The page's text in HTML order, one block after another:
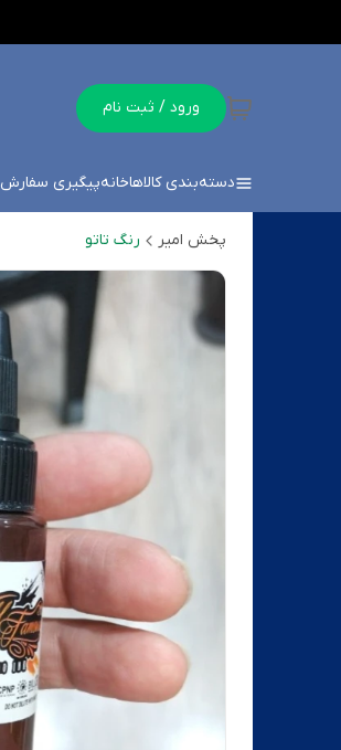
ورود / ثبت نام
دسته‌بندی کالاهاخانهپیگیری سفارش
پخش امیر رنگ تاتو